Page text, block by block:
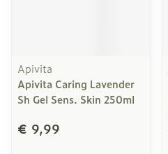
Apivita
Apivita Caring Lavender
Sh Gel Sens. Skin 250ml
€ 9,99